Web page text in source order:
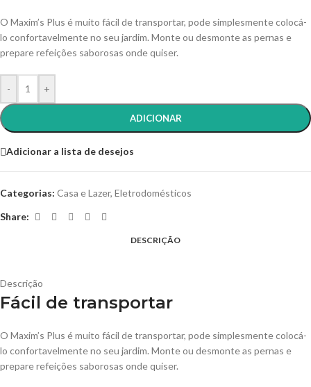
O Maxim’s Plus é muito fácil de transportar, pode simplesmente colocá-
lo confortavelmente no seu jardim. Monte ou desmonte as pernas e
prepare refeições saborosas onde quiser.
- +
ADICIONAR
Adicionar a lista de desejos
Categorias: Casa e Lazer, Eletrodomésticos
Share:
DESCRIÇÃO
Descrição
Fácil de transportar
O Maxim’s Plus é muito fácil de transportar, pode simplesmente colocá-
lo confortavelmente no seu jardim. Monte ou desmonte as pernas e
prepare refeições saborosas onde quiser.